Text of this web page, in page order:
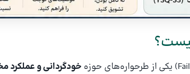
خودگردانی و عملکرد